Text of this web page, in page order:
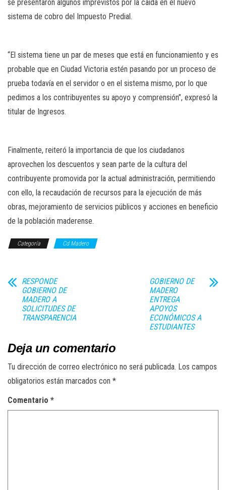
se presentaron algunos imprevistos por la caída en el nuevo
sistema de cobro del Impuesto Predial.
“El sistema tiene un par de meses que está en funcionamiento y es
probable que en Ciudad Victoria estén pasando por un proceso de
prueba todavía en el servidor o en el sistema mismo, por lo que
pedimos a los contribuyentes su apoyo y comprensión”, expresó la
titular de Ingresos.
Finalmente, reiteró la importancia de que los ciudadanos
aprovechen los descuentos y sean parte de la cultura del
contribuyente promovida por la actual administración, permitiendo
con ello, la recaudación de recursos para la ejecución de más
obras, mejoramiento de servicios públicos y acciones en beneficio
de la población maderense.
Categoría Cd Madero
RESPONDE
GOBIERNO DE
MADERO A
SOLICITUDES DE
TRANSPARENCIA
GOBIERNO DE
MADERO
ENTREGA
APOYOS
ECONÓMICOS A
ESTUDIANTES
Deja un comentario
Tu dirección de correo electrónico no será publicada. Los campos
obligatorios están marcados con *
Comentario *